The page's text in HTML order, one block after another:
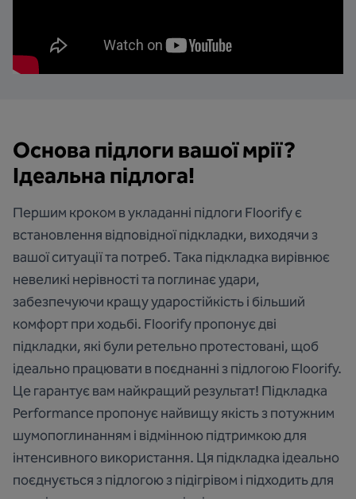
Основа підлоги вашої мрії?
Ідеальна підлога!
Першим кроком в укладанні підлоги Floorify є
встановлення відповідної підкладки, виходячи з
вашої ситуації та потреб. Така підкладка вирівнює
невеликі нерівності та поглинає удари,
забезпечуючи кращу ударостійкість і більший
комфорт при ходьбі. Floorify пропонує дві
підкладки, які були ретельно протестовані, щоб
ідеально працювати в поєднанні з підлогою Floorify.
Це гарантує вам найкращий результат! Підкладка
Performance пропонує найвищу якість з потужним
шумопоглинанням і відмінною підтримкою для
інтенсивного використання. Ця підкладка ідеально
поєднується з підлогою з підігрівом і підходить для